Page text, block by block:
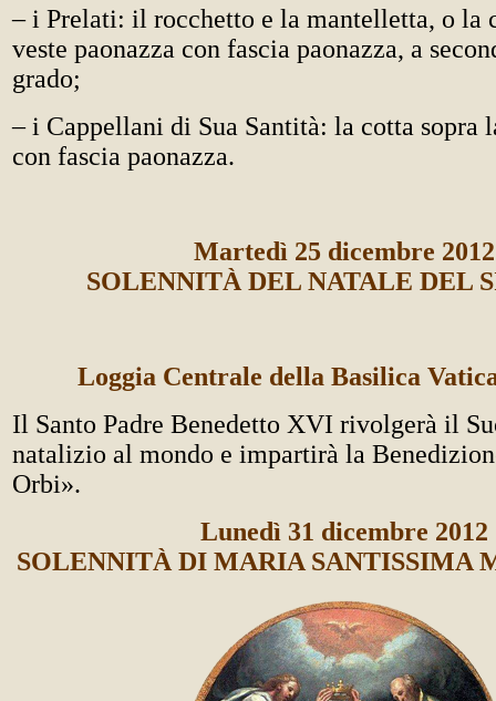
– i Prelati: il rocchetto e la mantelletta, o la
veste paonazza con fascia paonazza, a
grado;
– i Cappellani di Sua Santità: la cotta sopra
con fascia paonazza.
Martedì 25 dicembre 2012
SOLENNITÀ DEL NATALE DEL
Loggia Centrale della Basilica
Il Santo Padre Benedetto XVI rivolgerà il
natalizio al mondo e impartirà la
Orbi».
Lunedì 31 dicembre 2012
SOLENNITÀ DI MARIA SANTISSIMA